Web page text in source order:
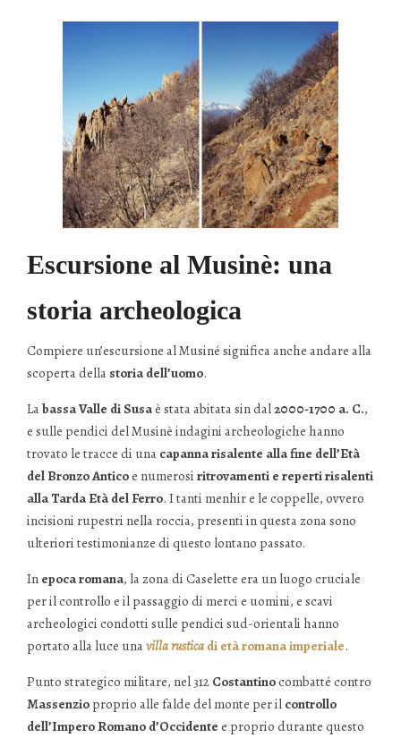
Escursione al Musinè: una
storia archeologica
Compiere un’escursione al Musiné significa anche andare alla
scoperta della storia dell’uomo.
Labassa Valle di Susaè stata abitata sin dal2000-1700 a. C.,
e sulle pendici del Musinè indagini archeologiche hanno
trovato le tracce di una capanna risalente alla fine dell’Età
del Bronzo Anticoe numerosi ritrovamenti e reperti risalenti
alla Tarda Età del Ferro. I tanti menhir e le coppelle, ovvero
incisioni rupestri nella roccia, presenti in questa zona sono
ulteriori testimonianze di questo lontano passato.
In epoca romana, la zona di Caselette era un luogo cruciale
per il controllo e il passaggio di merci e uomini, e scavi
archeologici condotti sulle pendici sud-orientali hanno
portato alla luce unavilla rustica di età romana imperiale.
Punto strategico militare, nel 312 Costantinocombatté contro
Massenzio proprio alle falde del monte per il controllo
dell’Impero Romano d’Occidente e proprio durante questo